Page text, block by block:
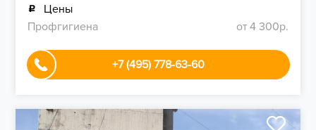
Цены
Профгигиена
от 4 300р.
+7 (495) 778-63-60